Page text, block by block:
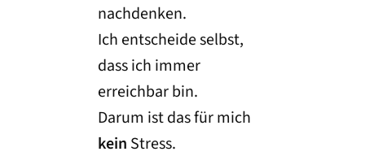
nachdenken.
Ich entscheide selbst,
dass ich immer
erreichbar bin.
Darum ist das für mich
kein Stress.